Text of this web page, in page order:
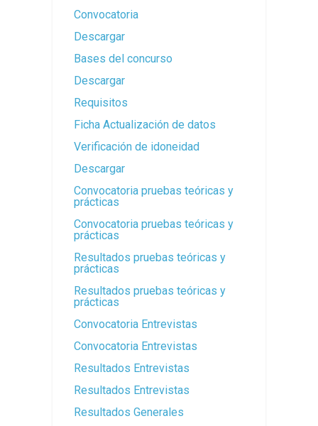
Convocatoria
Descargar
Bases del concurso
Descargar
Requisitos
Ficha Actualización de datos
Verificación de idoneidad
Descargar
Convocatoria pruebas teóricas y
prácticas
Convocatoria pruebas teóricas y
prácticas
Resultados pruebas teóricas y
prácticas
Resultados pruebas teóricas y
prácticas
Convocatoria Entrevistas
Convocatoria Entrevistas
Resultados Entrevistas
Resultados Entrevistas
Resultados Generales